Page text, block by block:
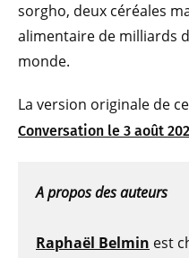
sorgho, deux céréales
alimentaire de milliards
monde.
La version originale de
Conversation le 3 août
A propos des auteurs
Raphaël Belmin est